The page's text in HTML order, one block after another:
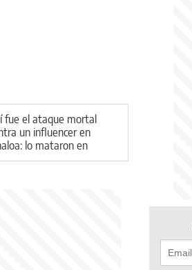
fue el ataque mortal
un influencer en
lo mataron en
de una transmisión